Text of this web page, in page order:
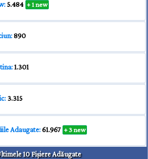
5.484 + 1 new
890
1.301
3.315
Adaugate:61.967 + 3 new
10 Fișiere Adăugate